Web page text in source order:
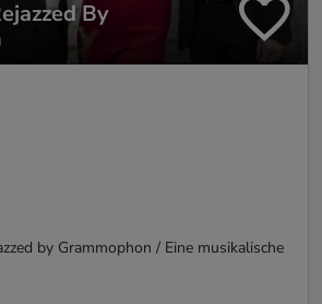
By
by Grammophon / Eine musikalische